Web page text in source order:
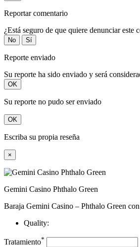
Reportar comentario
¿Está seguro de que quiere denunciar este
No Sí
Reporte enviado
Su reporte ha sido enviado y será
OK
Su reporte no pudo ser enviado
OK
Escriba su propia reseña
×
Gemini Casino Phthalo Green
Baraja Gemini Casino – Phthalo Green
Quality:
Tratamiento*